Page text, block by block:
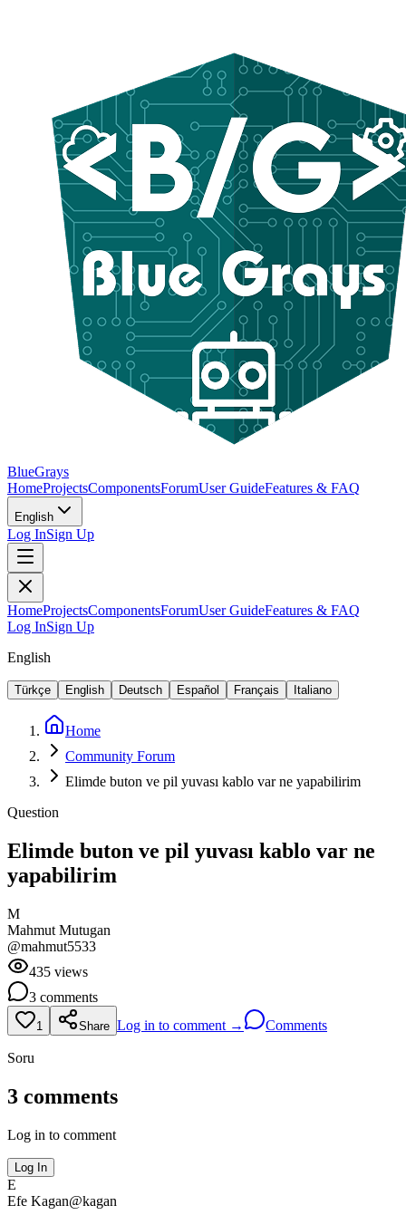
BlueGrays
HomeProjectsComponentsForumUser GuideFeatures & FAQ
English
Log InSign Up
HomeProjectsComponentsForumUser GuideFeatures & FAQ
Log InSign Up
English
Türkçe English Deutsch Español Français Italiano
Home
Community Forum
Elimde buton ve pil yuvası kablo var ne yapabilirim
Question
Elimde buton ve pil yuvası kablo var ne
yapabilirim
M
Mahmut Mutugan
@mahmut5533
435 views
3 comments
1 Share Log in to comment → Comments
Soru
3 comments
Log in to comment
Log In
E
Efe Kagan@kagan